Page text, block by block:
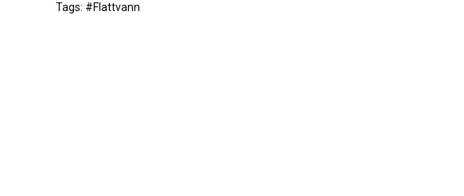
Tags: #Flattvann